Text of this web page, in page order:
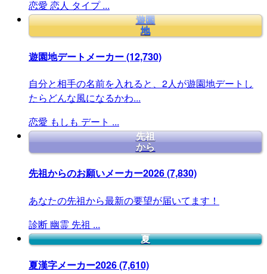
恋愛 恋人 タイプ ...
遊園
地
遊園地デートメーカー(12,730)
自分と相手の名前を入れると、2人が遊園地デートし
たらどんな風になるかわ...
恋愛 もしも デート ...
先祖
から
先祖からのお願いメーカー2026(7,830)
あなたの先祖から最新の要望が届いてます！
診断 幽霊 先祖 ...
夏
夏漢字メーカー2026(7,610)